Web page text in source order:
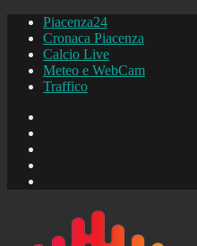
Piacenza24
Cronaca Piacenza
Calcio Live
Meteo e WebCam
Traffico